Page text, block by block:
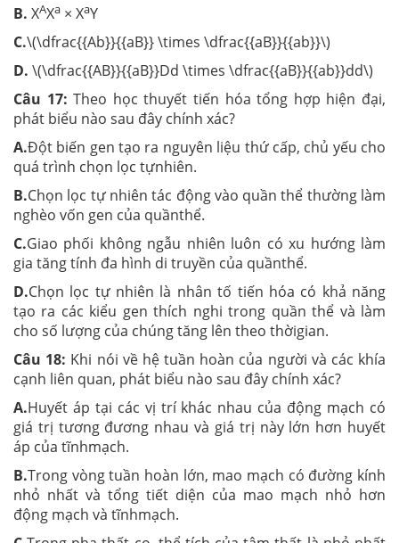
B. XAXa × XaY
C.\(\dfrac{{Ab}}{{aB}} \times \dfrac{{aB}}{{ab}}\)
D. \(\dfrac{{AB}}{{aB}}Dd \times \dfrac{{aB}}{{ab}}dd\)
Câu 17:Theo học thuyết tiến hóa tổng hợp hiện đại,
phát biểu nào sau đây chính xác?
A.Đột biến gen tạo ra nguyên liệu thứ cấp, chủ yếu cho
quá trình chọn lọc tựnhiên.
B.Chọn lọc tự nhiên tác động vào quần thể thường làm
nghèo vốn gen của quầnthể.
C.Giao phối không ngẫu nhiên luôn có xu hướng làm
gia tăng tính đa hình di truyền của quầnthể.
D.Chọn lọc tự nhiên là nhân tố tiến hóa có khả năng
tạo ra các kiểu gen thích nghi trong quần thể và làm
cho số lượng của chúng tăng lên theo thờigian.
Câu 18: Khi nói về hệ tuần hoàn của người và các khía
cạnh liên quan, phát biểu nào sau đây chính xác?
A.Huyết áp tại các vị trí khác nhau của động mạch có
giá trị tương đương nhau và giá trị này lớn hơn huyết
áp của tĩnhmạch.
B.Trong vòng tuần hoàn lớn, mao mạch có đường kính
nhỏ nhất và tổng tiết diện của mao mạch nhỏ hơn
động mạch và tĩnhmạch.